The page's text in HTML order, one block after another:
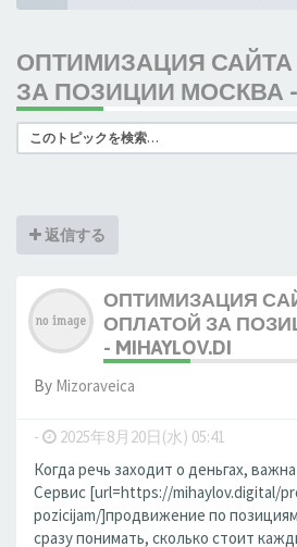
ОПТИМИЗАЦИЯ
ЗА ПОЗИЦИИ МОСКВА -
返信する
ОПТИМИЗАЦИЯ
ОПЛАТОЙ ЗА
- MIHAYLOV.DI
By Mizoraveica
- 2025年8月20日(水) 05:41
Когда речь заходит о деньгах,
Сервис [url=https://mihaylov.digital/
pozicijam/]продвижение по
сразу понимать, сколько стоит